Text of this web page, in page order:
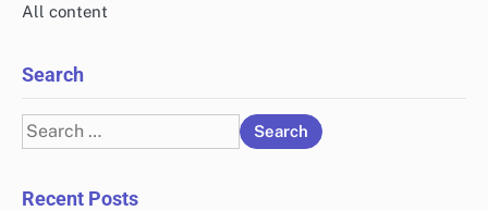
All content
Search
Search
for:
Recent Posts